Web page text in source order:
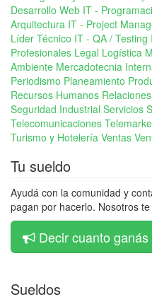
Desarrollo Web IT -
Arquitectura IT - Project
Líder Técnico IT - QA / Testing
Profesionales Legal Logística
Ambiente Mercadotecnia
Periodismo Planeamiento
Recursos Humanos
Seguridad Industrial Servicios
Telecomunicaciones
Turismo y Hotelería Ventas
Tu sueldo
Ayudá con la comunidad y
pagan por hacerlo. Nosotros
Decir cuanto ganás
Sueldos